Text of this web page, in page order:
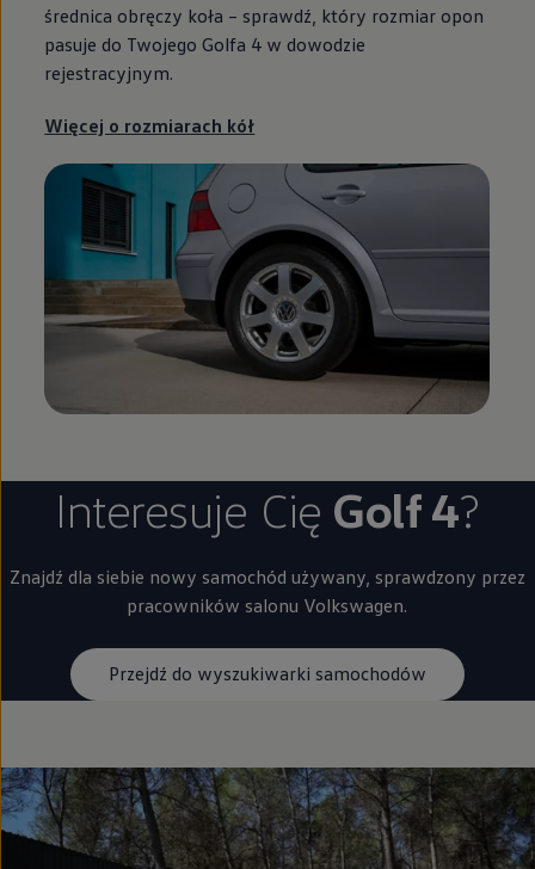
średnica obręczy koła – sprawdź, który rozmiar opon
pasuje do Twojego Golfa 4 w dowodzie
rejestracyjnym.
Więcej o rozmiarach kół
Interesuje Cię Golf 4?
Znajdź dla siebie nowy samochód używany, sprawdzony przez
pracowników salonu Volkswagen.
Przejdź do wyszukiwarki samochodów